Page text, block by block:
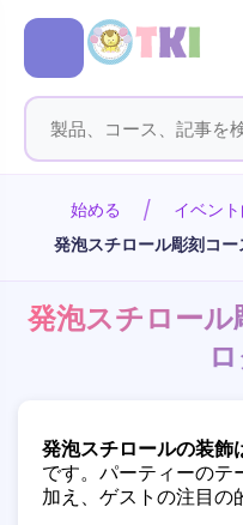
始める
イベン
発泡スチロール彫刻コ
発泡スチロー
発泡スチロールの装飾
です。パーティーのテ
加え、ゲストの注目の